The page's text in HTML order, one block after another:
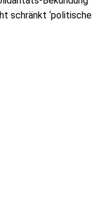
schränkt ‘politische